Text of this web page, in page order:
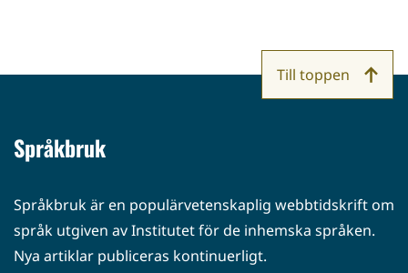
Språkbruk
Språkbruk är en populärvetenskaplig webbtidskrift om
språk utgiven av Institutet för de inhemska språken.
Nya artiklar publiceras kontinuerligt.
Till toppen